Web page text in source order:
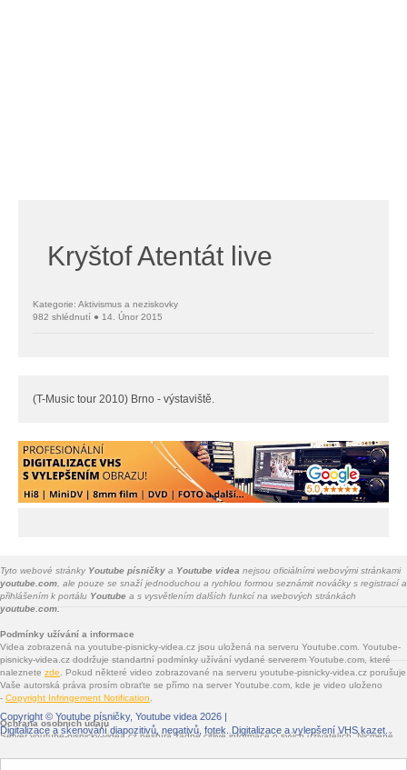
Kryštof Atentát live
Kategorie: Aktivismus a neziskovky
982 shlédnutí ● 14. Únor 2015
(T-Music tour 2010) Brno - výstaviště.
Tyto webové stránky Youtube písničky a Youtube videa nejsou oficiálními webovými stránkami
youtube.com , ale pouze se snaží jednoduchou a rychlou formou seznámit nováčky s registrací a
přihlášením k portálu Youtube a s vysvětlením dalších funkcí na webových stránkách
youtube.com.
Podmínky užívání a informace
Videa zobrazená na youtube-pisnicky-videa.cz jsou uložená na serveru Youtube.com. Youtube-
pisnicky-videa.cz dodržuje standartní podmínky užívání vydané serverem Youtube.com, které
naleznete zde . Pokud některé video zobrazované na serveru youtube-pisnicky-videa.cz porušuje
Vaše autorská práva prosím obraťte se přímo na server Youtube.com, kde je video uloženo
- Copyright Infringement Notification
Ochrana osobních údajů
Server youtube-pisnicky-videa.cz nesbírá žádné citlivé informace o svých uživatelích. Nicméně
Twitter.com, Seznam.cz - které informace sbírat mohou. Jde především o služby sdílení na
Copyright © Youtube písničky, Youtube videa 2026 |
Digitalizace a skenování diapozitivů, negativů, fotek . Digitalizace a vylepšení VHS kazet.